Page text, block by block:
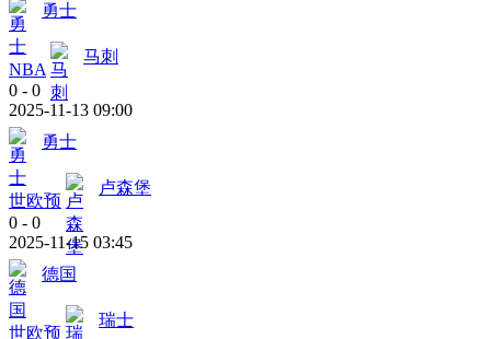
勇士
NBA
马刺
0 - 0
2025-11-13 09:00
勇士
世欧预
卢森堡
0 - 0
2025-11-15 03:45
德国
世欧预
瑞士